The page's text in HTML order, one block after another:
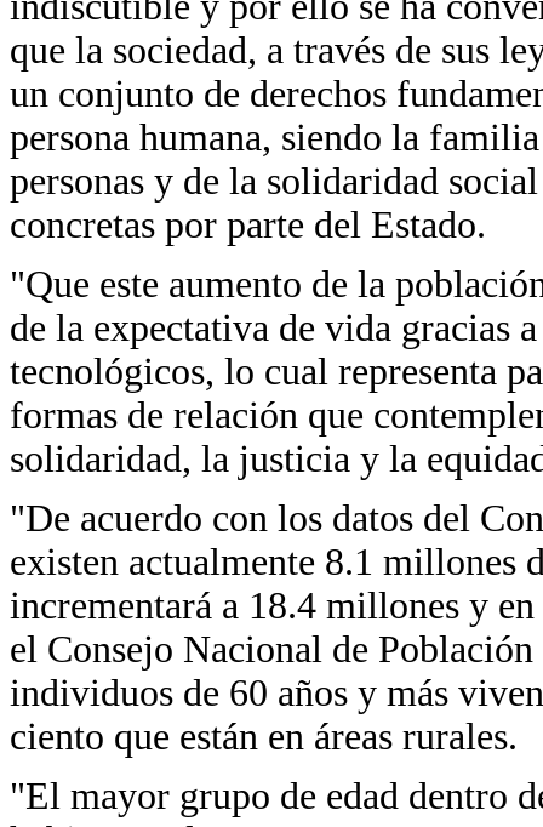
que la sociedad, a través de sus
un conjunto de derechos
persona humana, siendo la
personas y de la solidaridad
concretas por parte del Estado.
"Que este aumento de la
de la expectativa de vida gracias
tecnológicos, lo cual representa
formas de relación que
solidaridad, la justicia y la
"De acuerdo con los datos del
existen actualmente 8.1 millones
incrementará a 18.4 millones y
el Consejo Nacional de
individuos de 60 años y más
ciento que están en áreas rurales.
"El mayor grupo de edad dentro